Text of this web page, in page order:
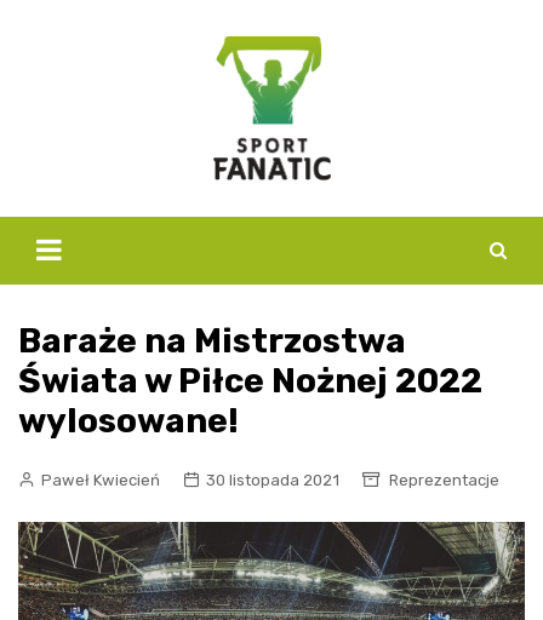
Baraże na Mistrzostwa
Świata w Piłce Nożnej 2022
wylosowane!
Paweł Kwiecień 30 listopada 2021 Reprezentacje